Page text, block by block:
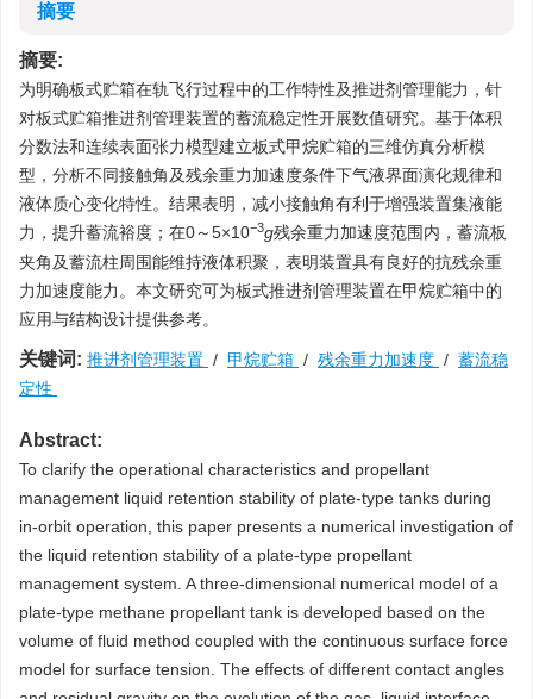
摘要
摘要:
为明确板式贮箱在轨飞行过程中的工作特性及推进剂管理能力，针
对板式贮箱推进剂管理装置的蓄流稳定性开展数值研究。基于体积
分数法和连续表面张力模型建立板式甲烷贮箱的三维仿真分析模
型，分析不同接触角及残余重力加速度条件下气液界面演化规律和
液体质心变化特性。结果表明，减小接触角有利于增强装置集液能
力，提升蓄流裕度；在0～5×10−3g残余重力加速度范围内，蓄流板
夹角及蓄流柱周围能维持液体积聚，表明装置具有良好的抗残余重
力加速度能力。本文研究可为板式推进剂管理装置在甲烷贮箱中的
应用与结构设计提供参考。
关键词: 推进剂管理装置 / 甲烷贮箱 / 残余重力加速度 / 蓄流稳
定性
Abstract:
To clarify the operational characteristics and propellant
management liquid retention stability of plate-type tanks during
in-orbit operation, this paper presents a numerical investigation of
the liquid retention stability of a plate-type propellant
management system. A three-dimensional numerical model of a
plate-type methane propellant tank is developed based on the
volume of fluid method coupled with the continuous surface force
model for surface tension. The effects of different contact angles